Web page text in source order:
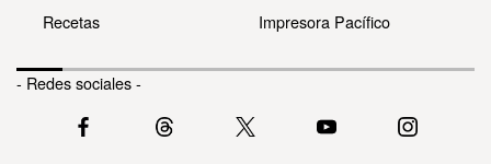
Recetas
Impresora Pacífico
- Redes sociales -